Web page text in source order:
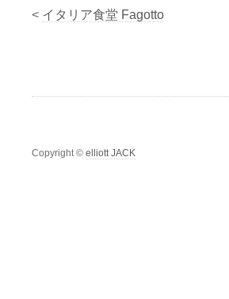
< イタリア食堂 Fagotto
Copyright © elliott JACK